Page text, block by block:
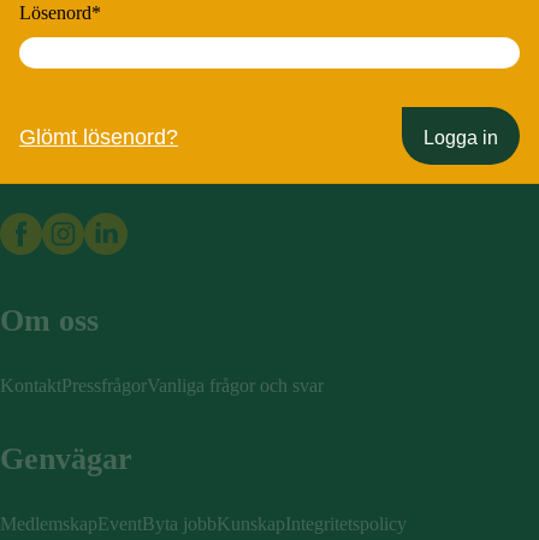
Lösenord*
Logga in
Glömt lösenord?
Om oss
KontaktPressfrågorVanliga frågor och svar
Genvägar
MedlemskapEventByta jobbKunskapIntegritetspolicy